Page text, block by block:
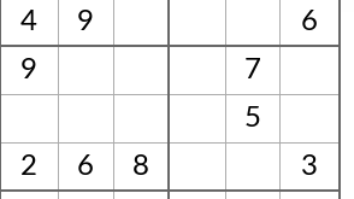
4 9
6
9
7
5
2 6 8
3